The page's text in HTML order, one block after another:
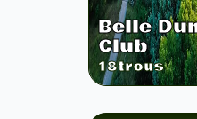
Belle
Club
18trous